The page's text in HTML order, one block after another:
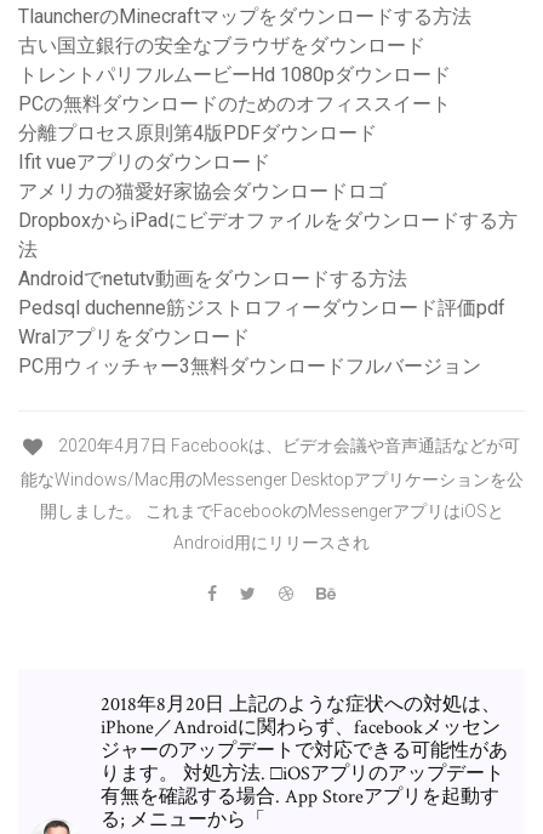
TlauncherのMinecraftマップをダウンロードする方法
古い国立銀行の安全なブラウザをダウンロード
トレントパリフルムービーHd 1080pダウンロード
PCの無料ダウンロードのためのオフィススイート
分離プロセス原則第4版PDFダウンロード
Ifit vueアプリのダウンロード
アメリカの猫愛好家協会ダウンロードロゴ
DropboxからiPadにビデオファイルをダウンロードする方
法
Androidでnetutv動画をダウンロードする方法
Pedsql duchenne筋ジストロフィーダウンロード評価pdf
Wralアプリをダウンロード
PC用ウィッチャー3無料ダウンロードフルバージョン
2020年4月7日 Facebookは、ビデオ会議や音声通話などが可
能なWindows/Mac用のMessenger Desktopアプリケーションを公
開しました。 これまでFacebookのMessengerアプリはiOSと
Android用にリリースされ
2018年8月20日 上記のような症状への対処は、
iPhone／Androidに関わらず、facebookメッセン
ジャーのアップデートで対応できる可能性があ
ります。 対処方法. □iOSアプリのアップデート
有無を確認する場合. App Storeアプリを起動す
る; メニューから「